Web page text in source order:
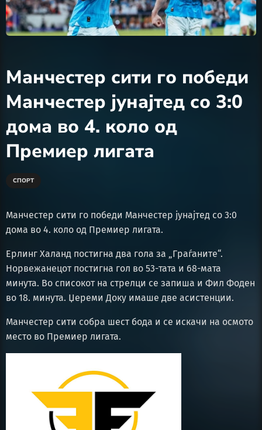
Манчестер сити го победи
Манчестер јунајтед со 3:0
дома во 4. коло од
Премиер лигата
СПОРТ
Манчестер сити го победи Манчестер јунајтед со 3:0
дома во 4. коло од Премиер лигата.
Ерлинг Халанд постигна два гола за „Граѓаните“.
Норвежанецот постигна гол во 53-тата и 68-мата
минута. Во списокот на стрелци се запиша и Фил Фоден
во 18. минута. Џереми Доку имаше две асистенции.
Манчестер сити собра шест бода и се искачи на осмото
место во Премиер лигата.